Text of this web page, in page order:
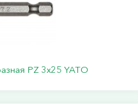
PZ 3х25 YATO